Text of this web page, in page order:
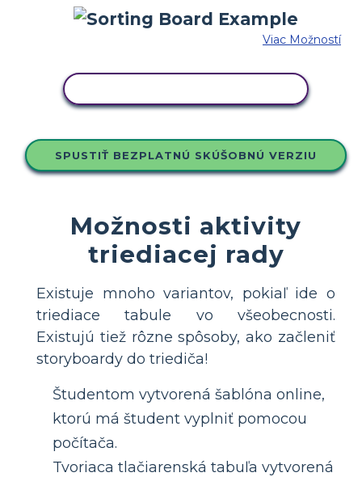
Viac Možností
SPUSTIŤ BEZPLATNÚ SKÚŠOBNÚ VERZIU
Možnosti aktivity
triediacej rady
Existuje mnoho variantov, pokiaľ ide o
triediace tabule vo všeobecnosti.
Existujú tiež rôzne spôsoby, ako začleniť
storyboardy do triediča!
Študentom vytvorená šablóna online,
ktorú má študent vyplniť pomocou
počítača.
Tvoriaca tlačiarenská tabuľa vytvorená